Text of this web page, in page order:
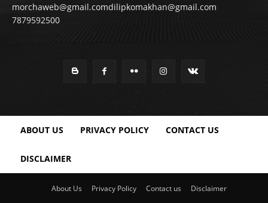
morchaweb@gmail.comdilipkomakhan@gmail.com
7879592500
ABOUT US PRIVACY POLICY CONTACT US
DISCLAIMER
About Us Privacy Policy Contact us Disclaimer